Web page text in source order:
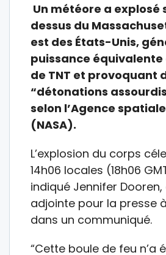
Un météore a explosé
dessus du
est des États-Unis,
puissance équivalente
de TNT et provoquant
“détonations
selon l’Agence
(NASA).
L’explosion du corps
14h06 locales (18h06
indiqué Jennifer
adjointe pour la presse à
dans un communiqué.
“Cette boule de feu n’a